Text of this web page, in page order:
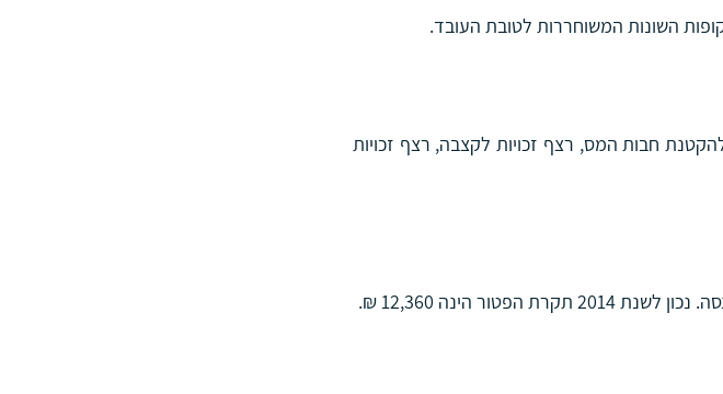
השונות המשוחררות לטובת העובד.
הינה 12,360 ₪.